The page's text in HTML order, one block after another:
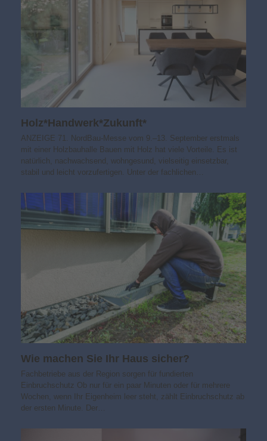
Holz*Handwerk*Zukunft*
ANZEIGE 71. NordBau-Messe vom 9.–13. September erstmals
mit einer Holzbauhalle Bauen mit Holz hat viele Vorteile. Es ist
natürlich, nachwachsend, wohngesund, vielseitig einsetzbar,
stabil und leicht vorzufertigen. Unter der fachlichen…
Wie machen Sie Ihr Haus sicher?
Fachbetriebe aus der Region sorgen für fundierten
Einbruchschutz Ob nur für ein paar Minuten oder für mehrere
Wochen, wenn Ihr Eigenheim leer steht, zählt Einbruchschutz ab
der ersten Minute. Der…